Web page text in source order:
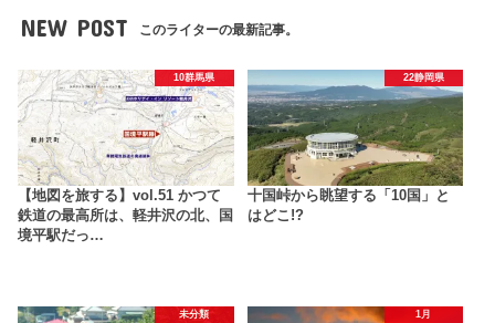
NEW POST このライターの最新記事。
10群馬県
【地図を旅する】vol.51 かつて
鉄道の最高所は、軽井沢の北、国
境平駅だっ…
22静岡県
十国峠から眺望する「10国」と
はどこ!?
未分類 1月